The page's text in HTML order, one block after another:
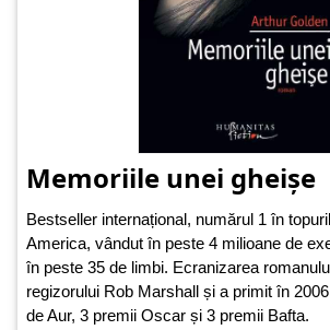
Memoriile unei gheișe
Bestseller internațional, numărul 1 în
America, vândut în peste 4 milioane de
în peste 35 de limbi. Ecranizarea
regizorului Rob Marshall și a primit în
de Aur, 3 premii Oscar și 3 premii Bafta.